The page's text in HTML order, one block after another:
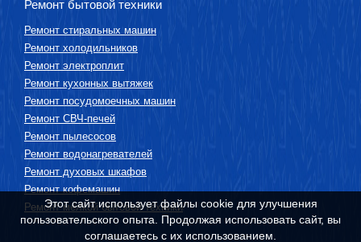
Ремонт бытовой техники
Ремонт стиральных машин
Ремонт холодильников
Ремонт электроплит
Ремонт кухонных вытяжек
Ремонт посудомоечных машин
Ремонт СВЧ-печей
Ремонт пылесосов
Ремонт водонагревателей
Ремонт духовых шкафов
Ремонт кофемашин
Ремонт мелкой бытовой техники
Этот сайт использует файлы cookie для улучшения
пользовательского опыта. Продолжая использовать сайт, вы
соглашаетесь с их использованием.